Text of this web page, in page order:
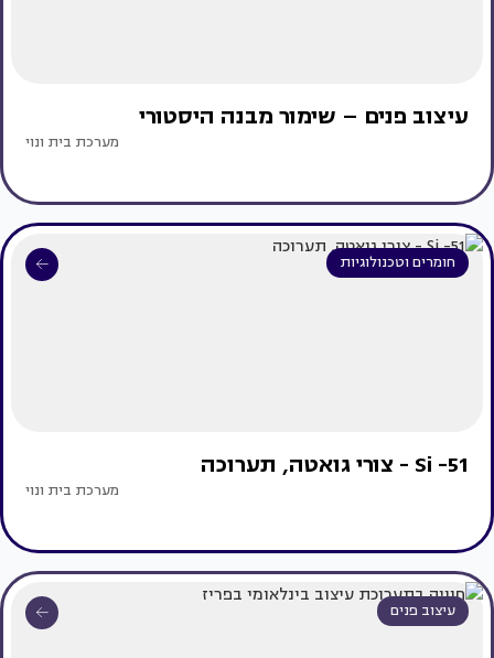
עיצוב פנים – שימור מבנה היסטורי
מערכת בית ונוי
חומרים וטכנולוגיות
Si -51 - צורי גואטה, תערוכה
מערכת בית ונוי
עיצוב פנים